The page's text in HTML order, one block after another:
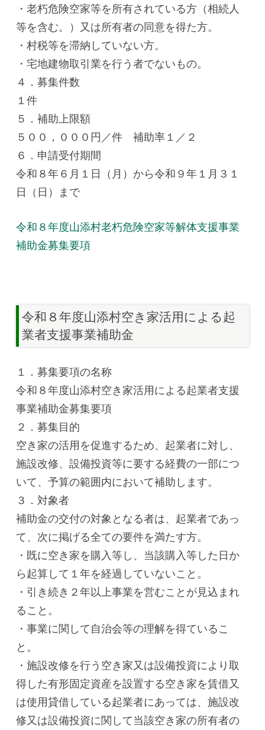
・老朽危険空家等を所有されている方（相続人
等を含む。）又は所有者の同意を得た方。
・村税等を滞納していない方。
・宅地建物取引業を行う者でないもの。
４．募集件数
１件
５．補助上限額
５００，０００円／件 補助率１／２
６．申請受付期間
令和８年６月１日（月）から令和９年１月３１
日（日）まで
令和８年度山添村老朽危険空家等解体支援事業
補助金募集要項
令和８年度山添村空き家活用による起
業者支援事業補助金
１．募集要項の名称
令和８年度山添村空き家活用による起業者支援
事業補助金募集要項
２．募集目的
空き家の活用を促進するため、起業者に対し、
施設改修、設備投資等に要する経費の一部につ
いて、予算の範囲内において補助します。
３．対象者
補助金の交付の対象となる者は、起業者であっ
て、次に掲げる全ての要件を満たす方。
・既に空き家を購入等し、当該購入等した日か
ら起算して１年を経過していないこと。
・引き続き２年以上事業を営むことが見込まれ
ること。
・事業に関して自治会等の理解を得ているこ
と。
・施設改修を行う空き家又は設備投資により取
得した有形固定資産を設置する空き家を賃借又
は使用貸借している起業者にあっては、施設改
修又は設備投資に関して当該空き家の所有者の